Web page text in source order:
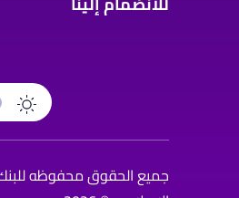
جميع الحقوق محفوظه